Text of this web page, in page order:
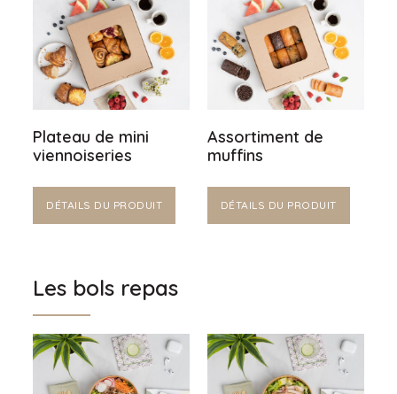
Plateau de mini
viennoiseries
DÉTAILS DU PRODUIT
Assortiment de
muffins
DÉTAILS DU PRODUIT
Les bols repas